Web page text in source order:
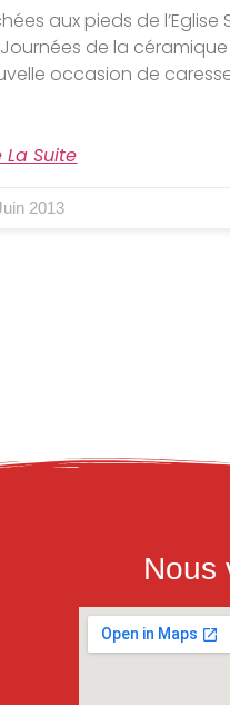
aux pieds de l’Eglise
de la
occasion de
La Suite
2013
Nous